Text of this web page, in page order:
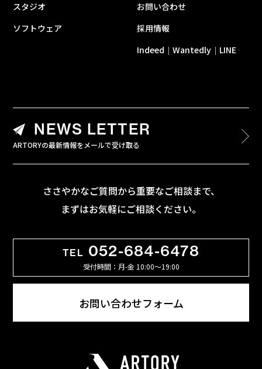
スタジオ
ソフトウェア
お問い合わせ
採用情報
Indeed ｜ Wantedly ｜ LINE
NEWS LETTER
ARTORYの最新情報をメールで受け取る
ささやかなご質問から重要なご相談まで、
まずはお気軽にご相談ください。
TEL 052-684-6478
受付時間：月-金 10:00〜19:00
お問い合わせフォーム